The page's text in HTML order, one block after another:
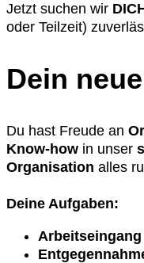
Jetzt suchen wir
oder Teilzeit)
Dein
Du hast Freude an
Know-how in unser
Organisation alles
Deine Aufgaben:
Arbeitseingang